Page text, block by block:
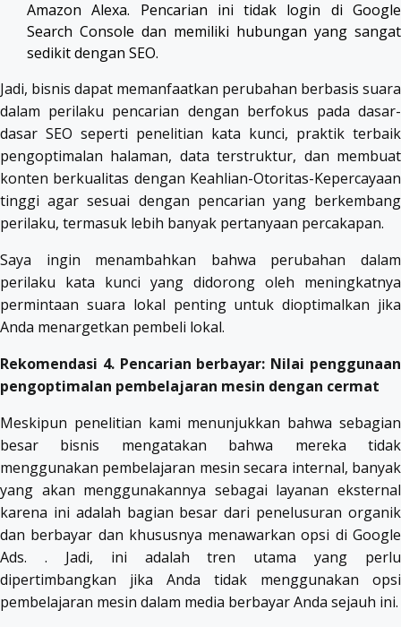
Amazon Alexa. Pencarian ini tidak login di Google
Search Console dan memiliki hubungan yang sangat
sedikit dengan SEO.
Jadi, bisnis dapat memanfaatkan perubahan berbasis suara
dalam perilaku pencarian dengan berfokus pada dasar-
dasar SEO seperti penelitian kata kunci, praktik terbaik
pengoptimalan halaman, data terstruktur, dan membuat
konten berkualitas dengan Keahlian-Otoritas-Kepercayaan
tinggi agar sesuai dengan pencarian yang berkembang
perilaku, termasuk lebih banyak pertanyaan percakapan.
Saya ingin menambahkan bahwa perubahan dalam
perilaku kata kunci yang didorong oleh meningkatnya
permintaan suara lokal penting untuk dioptimalkan jika
Anda menargetkan pembeli lokal.
Rekomendasi 4. Pencarian berbayar: Nilai penggunaan
pengoptimalan pembelajaran mesin dengan cermat
Meskipun penelitian kami menunjukkan bahwa sebagian
besar bisnis mengatakan bahwa mereka tidak
menggunakan pembelajaran mesin secara internal, banyak
yang akan menggunakannya sebagai layanan eksternal
karena ini adalah bagian besar dari penelusuran organik
dan berbayar dan khususnya menawarkan opsi di Google
Ads. . Jadi, ini adalah tren utama yang perlu
dipertimbangkan jika Anda tidak menggunakan opsi
pembelajaran mesin dalam media berbayar Anda sejauh ini.